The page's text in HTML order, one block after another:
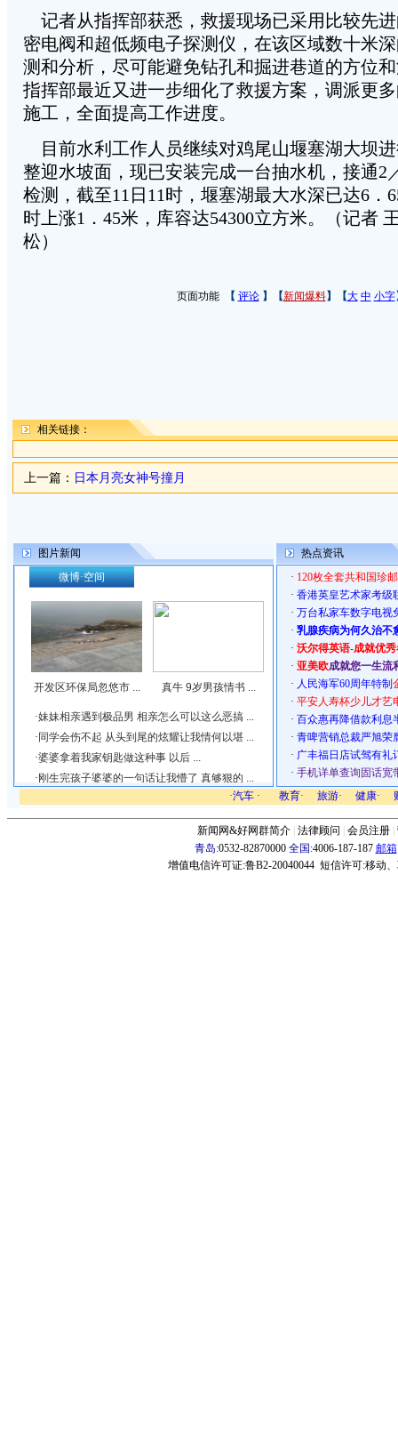
记者从指挥部获悉，救援现场已采用比较先
密电阀和超低频电子探测仪，在该区域数十米
测和分析，尽可能避免钻孔和掘进巷道的方位
指挥部最近又进一步细化了救援方案，调派更
施工，全面提高工作进度。
目前水利工作人员继续对鸡尾山堰塞湖大坝
整迎水坡面，现已安装完成一台抽水机，接通2
检测，截至11日11时，堰塞湖最大水深已达6．
时上涨1．45米，库容达54300立方米。（记者
松）
页面功能 【 评论 】【新闻爆料】【大 中 小字
相关链接：
上一篇： 日本月亮女神号撞月
图片新闻
热点资讯
· 120枚全套共和国珍
· 香港英皇艺术家考级
· 万台私家车数字电视
· 乳腺疾病为何久治不
· 沃尔得英语-成就优
· 亚美欧成就您一生流
· 人民海军60周年特制
· 平安人寿杯少儿才艺
· 百众惠再降借款利息
· 青啤营销总裁严旭荣
· 广丰福日店试驾有礼
· 手机详单查询固话宽
·汽车 · 教育· 旅游· 健康·